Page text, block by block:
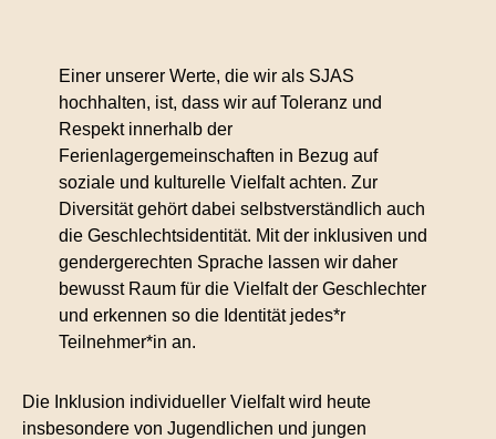
Einer unserer Werte, die wir als SJAS
hochhalten, ist, dass wir auf Toleranz und
Respekt innerhalb der
Ferienlagergemeinschaften in Bezug auf
soziale und kulturelle Vielfalt achten. Zur
Diversität gehört dabei selbstverständlich auch
die Geschlechtsidentität. Mit der inklusiven und
gendergerechten Sprache lassen wir daher
bewusst Raum für die Vielfalt der Geschlechter
und erkennen so die Identität jedes*r
Teilnehmer*in an.
Die Inklusion individueller Vielfalt wird heute
insbesondere von Jugendlichen und jungen